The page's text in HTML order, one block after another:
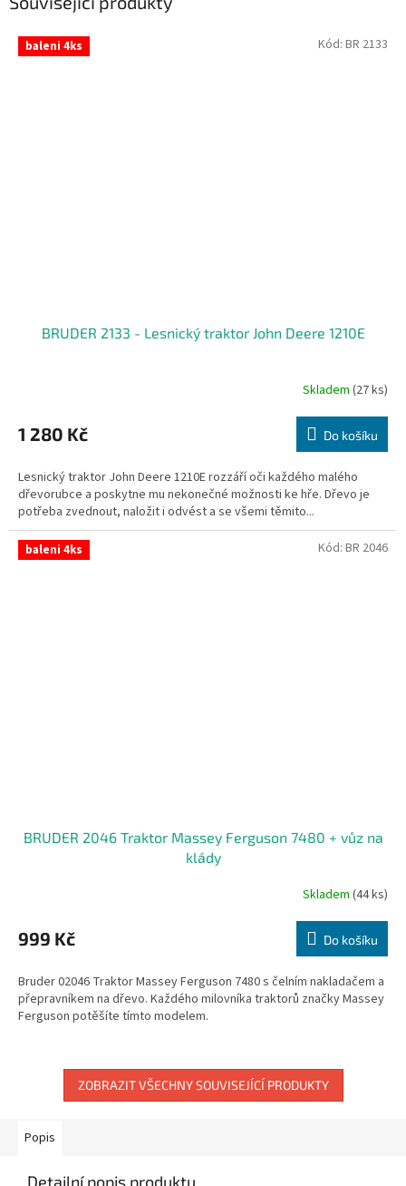
baleni 4ks
BRUDER 2133 - Lesnický traktor John Deere 1210E
Skladem (27 ks)
1 280 Kč Do košíku
Lesnický traktor John Deere 1210E rozzáří oči každého malého
dřevorubce a poskytne mu nekonečné možnosti ke hře. Dřevo je
potřeba zvednout, naložit i odvést a se všemi těmito...
Kód: BR 2133
baleni 4ks
BRUDER 2046 Traktor Massey Ferguson 7480 + vůz na
klády
Skladem (44 ks)
999 Kč Do košíku
Bruder 02046 Traktor Massey Ferguson 7480 s čelním nakladačem a
přepravníkem na dřevo. Každého milovníka traktorů značky Massey
Ferguson potěšíte tímto modelem.
Kód: BR 2046
ZOBRAZIT VŠECHNY SOUVISEJÍCÍ PRODUKTY
Popis
Detailní popis produktu